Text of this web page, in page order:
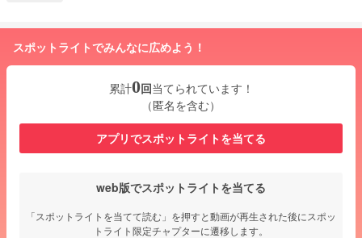
スポットライトでみんなに広めよう！
累計0回当てられています！
（匿名を含む）
アプリでスポットライトを当てる
web版でスポットライトを当てる
「スポットライトを当てて読む」を押すと動画が再生された後にスポッ
トライト限定チャプターに遷移します。